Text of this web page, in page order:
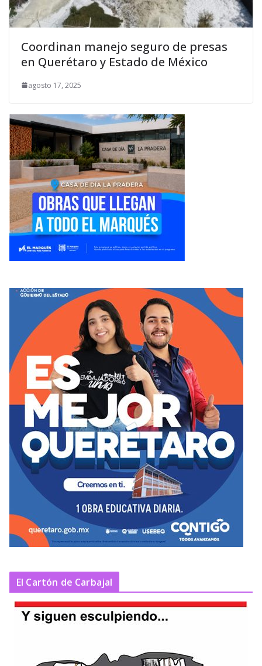
Coordinan manejo seguro de presas
en Querétaro y Estado de México
agosto 17, 2025
El Cartón de Carbajal